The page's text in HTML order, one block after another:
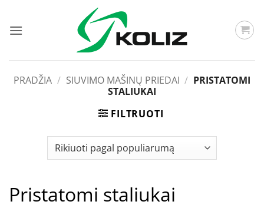
content
PRADŽIA / SIUVIMO MAŠINŲ PRIEDAI / PRISTATOMI
STALIUKAI
FILTRUOTI
Pristatomi staliukai